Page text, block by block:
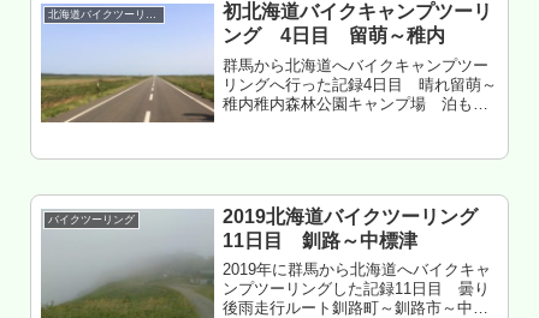
北海道バイクツーリング
初北海道バイクキャンプツーリ
ング 4日目 留萌～稚内
群馬から北海道へバイクキャンプツー
リングへ行った記録4日目 晴れ留萌～
稚内稚内森林公園キャンプ場 泊もく
泉ふわっと けっこうイイ 羽幌の海鮮
バイクツーリング
2019北海道バイクツーリング
11日目 釧路～中標津
2019年に群馬から北海道へバイクキャ
ンプツーリングした記録11日目 曇り
後雨走行ルート釧路町～釧路市～中茶